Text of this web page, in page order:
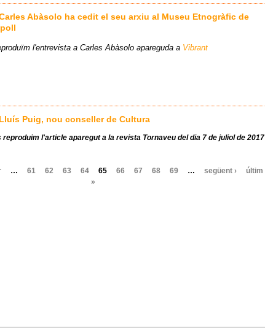
Abàsolo ha cedit el seu arxiu al Museu Etnogràfic de
l'entrevista a Carles Abàsolo apareguda a Vibrant
Puig, nou conseller de Cultura
reproduim l'article aparegut a la revista Tornaveu del dia 7 de juliol de 2017
… 61 62 63 64 65 66 67 68 69 … següent ›
últim
»